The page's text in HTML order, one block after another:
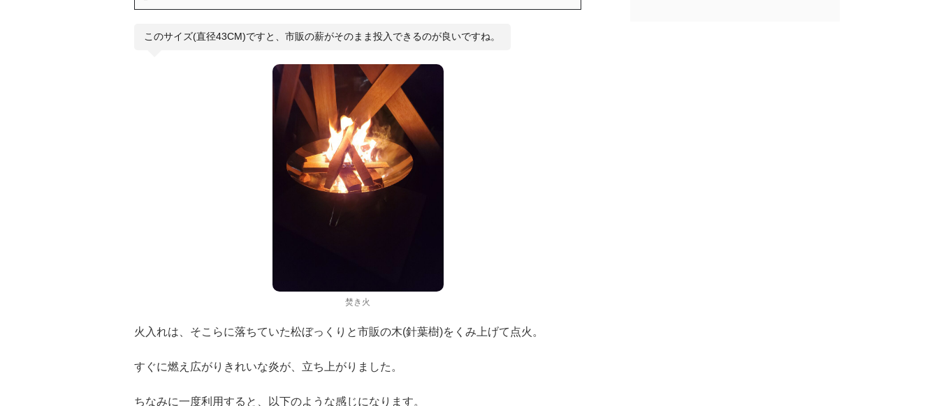
このサイズ(直径43CM)ですと、市販の薪がそのまま投入できるのが良いですね。
焚き火
火入れは、そこらに落ちていた松ぼっくりと市販の木(針葉樹)をくみ上げて点火。
すぐに燃え広がりきれいな炎が、立ち上がりました。
ちなみに一度利用すると、以下のような感じになります。